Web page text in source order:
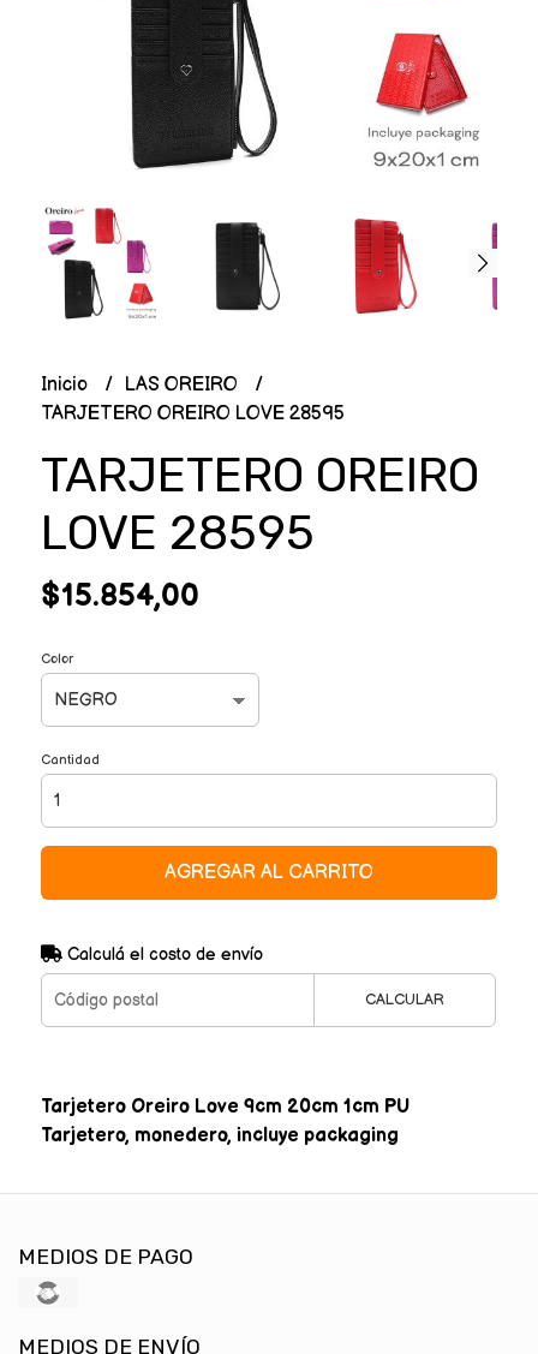
Inicio
LAS OREIRO
TARJETERO OREIRO LOVE 28595
TARJETERO OREIRO
LOVE 28595
$15.854,00
Color
Cantidad
AGREGAR AL CARRITO
Calculá el costo de envío
CALCULAR
Tarjetero Oreiro Love 9cm 20cm 1cm PU
Tarjetero, monedero, incluye packaging
MEDIOS DE PAGO
MEDIOS DE ENVÍO